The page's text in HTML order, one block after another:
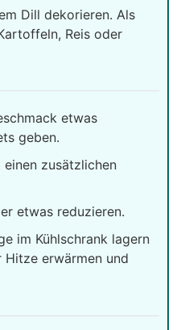
Dill dekorieren. Als
Reis oder
etwas
geben.
zusätzlichen
etwas reduzieren.
im Kühlschrank lagern
erwärmen und